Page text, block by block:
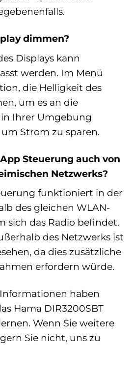
dimmen?
Displays kann
werden. Im Menü
die Helligkeit des
um es an die
Ihrer Umgebung
Strom zu sparen.
Steuerung auch von
Netzwerks?
funktioniert in der
des gleichen WLAN-
sich das Radio befindet.
des Netzwerks ist
da dies zusätzliche
erfordern würde.
haben
Hama DIR3200SBT
Wenn Sie weitere
Sie nicht, uns zu